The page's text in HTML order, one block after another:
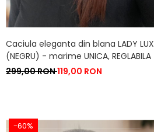
Caciula eleganta din blana LADY LUX
(NEGRU) - marime UNICA, REGLABILA
299,00 RON119,00 RON
-60%